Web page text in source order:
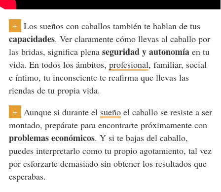
+ Los sueños con caballos también te hablan de tus
capacidades. Ver claramente cómo llevas al caballo por
las bridas, significa plena seguridad y autonomíaen tu
vida. En todos los ámbitos, profesional, familiar, social
e íntimo, tu inconsciente te reafirma que llevas las
riendas de tu propia vida.
+ Aunque si durante el sueñoel caballo se resiste a ser
montado, prepárate para encontrarte próximamente con
problemas económicos. Y si te bajas del caballo,
puedes interpretarlo como tu propio agotamiento, tal vez
por esforzarte demasiado sin obtener los resultados que
esperabas.